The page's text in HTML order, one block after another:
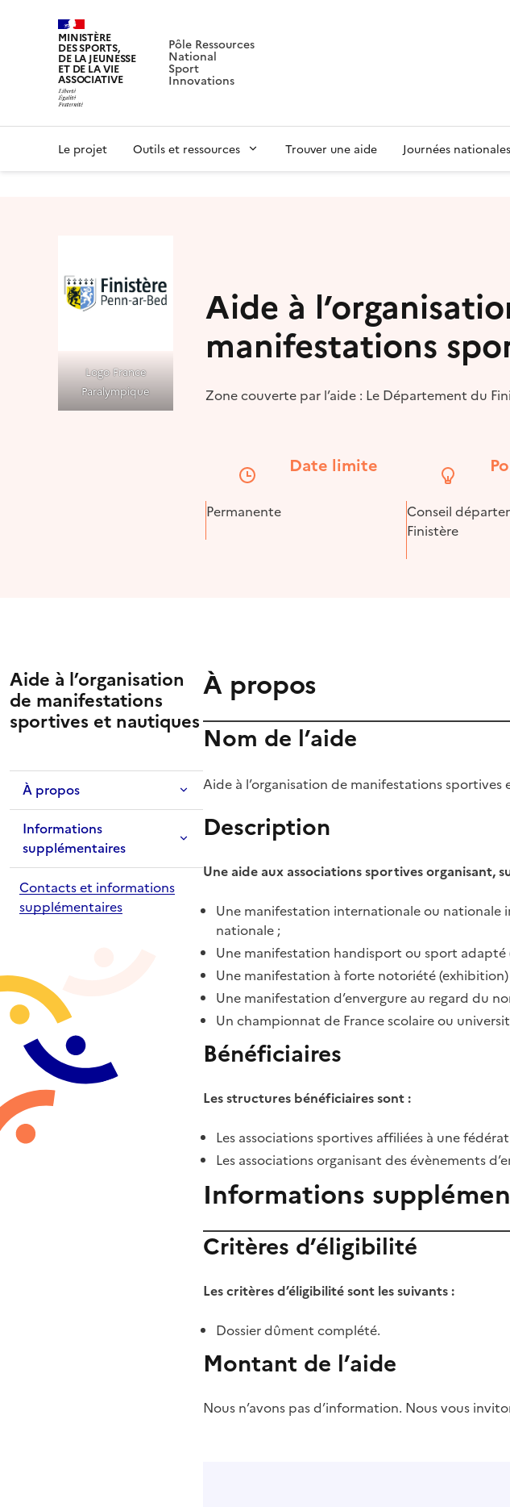
MINISTÈRE
DES SPORTS,
DE LA JEUNESSE
ET DE LA VIE
ASSOCIATIVE
Pôle Ressources
National
Sport
Innovations
Le projet Outils et ressources Trouver une aide Journées
Logo France
Paralympique
Aide à
manifestations
Zone couverte par l’aide : Le Département du
Date limite
Permanente
Conseil
Finistère
Aide à l’organisation
de manifestations
sportives et nautiques
À propos
Informations
supplémentaires
Contacts et informations
supplémentaires
À propos
Nom de l’aide
Aide à l’organisation de manifestations sportives
Description
Une aide aux associations sportives organisant,
Une manifestation internationale ou nationale
nationale ;
Une manifestation handisport ou sport
Une manifestation à forte notoriété (exhibition)
Une manifestation d’envergure au regard du
Un championnat de France scolaire ou
Bénéficiaires
Les structures bénéficiaires sont :
Les associations sportives affiliées à une
Les associations organisant des évènements
Informations
Critères d’éligibilité
Les critères d’éligibilité sont les suivants :
Dossier dûment complété.
Montant de l’aide
Nous n’avons pas d’information. Nous vous